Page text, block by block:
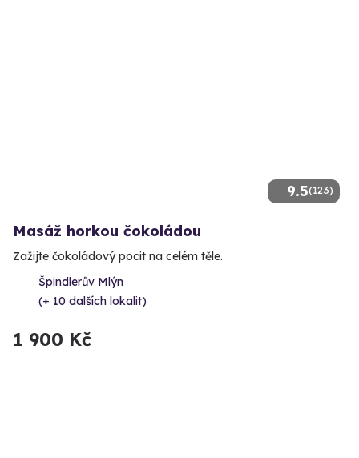
9.5(123)
Masáž horkou čokoládou
Zažijte čokoládový pocit na celém těle.
Špindlerův Mlýn
(+ 10 dalších lokalit)
1 900 Kč